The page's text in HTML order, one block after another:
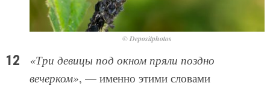
© Depositphotos
«Три девицы под окном пряли поздно
вечерком», — именно этими словами